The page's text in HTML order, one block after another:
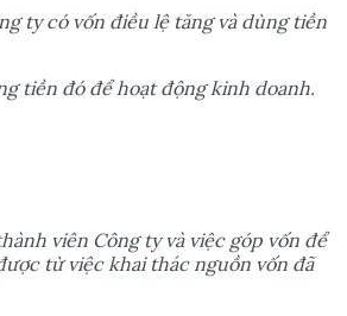
ty có vốn điều lệtăng và dùng tiền
tiền đó đểhoạt động kinh doanh.
viên Công ty và việc góp vốn để
ược từviệc khai thác nguồn vốn đã